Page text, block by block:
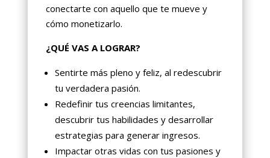
conectarte con aquello que te mueve y
cómo monetizarlo.
¿QUÉ VAS A LOGRAR?
Sentirte más pleno y feliz, al redescubrir
tu verdadera pasión.
Redefinir tus creencias limitantes,
descubrir tus habilidades y desarrollar
estrategias para generar ingresos.
Impactar otras vidas con tus pasiones y